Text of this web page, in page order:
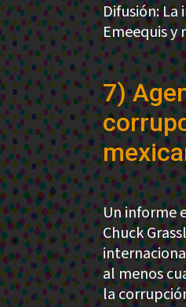
Difusión:
Emeequis y
7)
Un informe
Chuck
al menos
la